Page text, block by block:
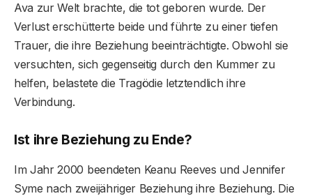
Ava zur Welt brachte, die tot geboren wurde. Der
Verlust erschütterte beide und führte zu einer tiefen
Trauer, die ihre Beziehung beeinträchtigte. Obwohl sie
versuchten, sich gegenseitig durch den Kummer zu
helfen, belastete die Tragödie letztendlich ihre
Verbindung.
Ist ihre Beziehung zu Ende?
Im Jahr 2000 beendeten Keanu Reeves und Jennifer
Syme nach zweijähriger Beziehung ihre Beziehung. Die